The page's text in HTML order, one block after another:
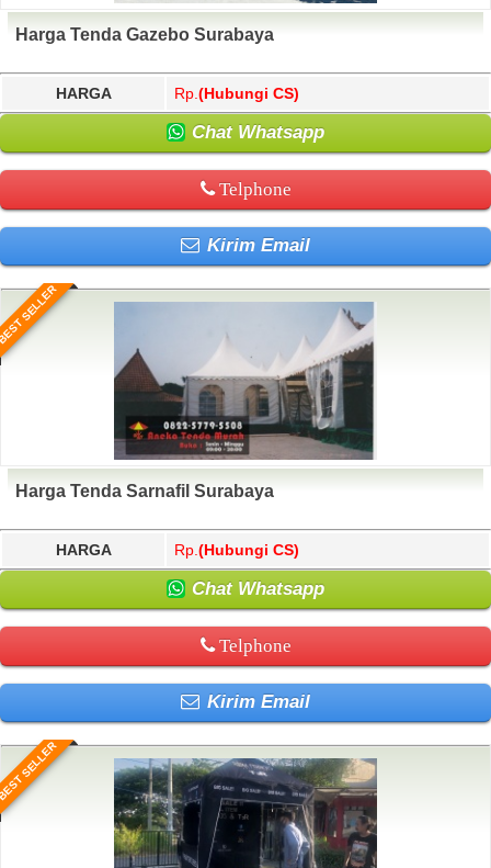
Harga Tenda Gazebo Surabaya
HARGA Rp. (Hubungi CS)
Chat Whatsapp
Telphone
Kirim Email
SELLER
Harga Tenda Sarnafil Surabaya
HARGA Rp. (Hubungi CS)
Chat Whatsapp
Telphone
Kirim Email
SELLER